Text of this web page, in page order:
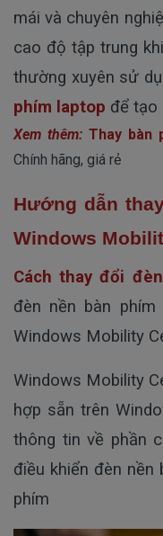
mái và chuyên
cao độ tập trung
thường xuyên sử
phím laptop để tạo
Xem thêm: Thay bàn
Chính hãng, giá rẻ
Hướng dẫn
Windows
Cách thay đổi
đèn nền bàn
Windows Mobility
Windows Mobility
hợp sẵn trên
thông tin về phần
điều khiển đèn
phím